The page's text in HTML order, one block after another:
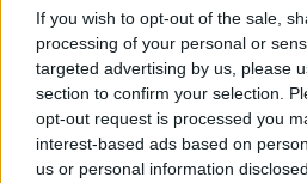
If you wish to opt-out of the sale,
processing of your personal or
targeted advertising by us, please
section to confirm your selection.
opt-out request is processed you
interest-based ads based on
us or personal information
sezioneLogindal menù
cliccandoqui
TEMI:
Il Templare Santa
Manuel Cossu
Notizie Santa